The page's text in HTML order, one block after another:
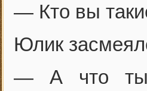
— Кто вы
Юлик
— А что ты,